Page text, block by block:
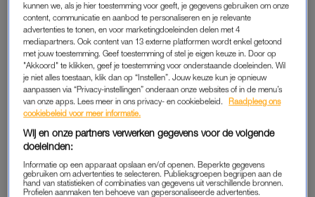
bijzijn van zijn kinderen. Des Bouvrie leed onder meer aan
prostaatkanker.
De in Naarden geboren ontwerper begon zijn loopbaan als
meubelmaker. Zijn grote doorbraak kwam in 1969 met de
kusbusbank, een meubelstuk dat later is opgenomen in de
collectie van het Stedelijk Museum in Amsterdam.
WIT
Des Bouvrie stond vooral bekend om zijn strakke en veelal
witte ontwerpen. Ook zelf was hij vaak van top tot teen in het
kunnen we, als je hier toestemming voor geeft, je gegevens gebruiken om onze
content, communicatie en aanbod te personaliseren en je relevante
advertenties te tonen, en voor marketingdoeleinden delen met 4
mediapartners. Ook content van 13 externe platformen wordt enkel getoond
met jouw toestemming. Geef toestemming of stel je eigen keuze in. Door op
"Akkoord" te klikken, geef je toestemming voor onderstaande doeleinden. Wil
je niet alles toestaan, klik dan op “Instellen”. Jouw keuze kun je opnieuw
aanpassen via “Privacy-instellingen” onderaan onze websites of in de menu’s
van onze apps. Lees meer in ons privacy- en cookiebeleid.
Raadpleeg ons
cookiebeleid voor meer informatie.
Wij en onze partners verwerken gegevens voor de volgende
doeleinden:
Informatie op een apparaat opslaan en/of openen. Beperkte gegevens
gebruiken om advertenties te selecteren. Publieksgroepen begrijpen aan de
hand van statistieken of combinaties van gegevens uit verschillende bronnen.
Profielen aanmaken ten behoeve van gepersonaliseerde advertenties.